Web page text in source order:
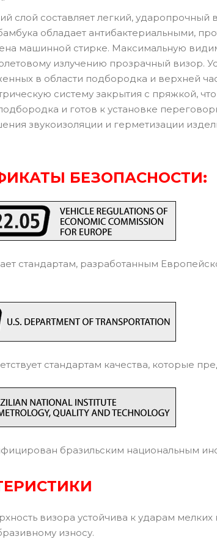
слой составляет легкий,
обладает антибактериальными,
машинной стирке. Максимальную
излучению прозрачный визор.
в области подбородка и верхней
систему закрытия с пряжкой,
и готов к установке
звукоизоляции и герметизации
БЕЗОПАСНОСТИ:
стандартам, разработанным
стандартам качества, которые
бразильским национальным
визора устойчива к ударам мелких
износу.